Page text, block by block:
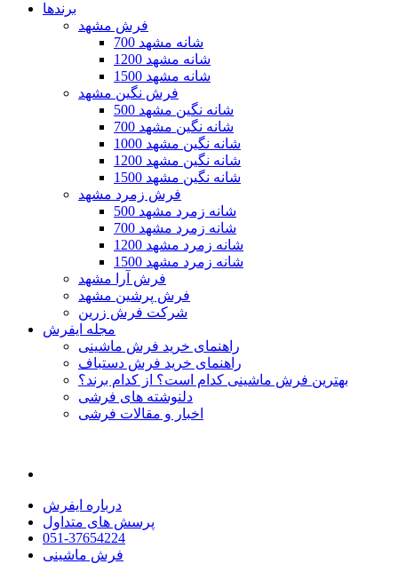
برندها
فرش مشهد
700 شانه مشهد
1200 شانه مشهد
1500 شانه مشهد
فرش نگین مشهد
500 شانه نگین مشهد
700 شانه نگین مشهد
1000 شانه نگین مشهد
1200 شانه نگین مشهد
1500 شانه نگین مشهد
فرش زمرد مشهد
500 شانه زمرد مشهد
700 شانه زمرد مشهد
1200 شانه زمرد مشهد
1500 شانه زمرد مشهد
فرش آرا مشهد
فرش پرشین مشهد
شرکت فرش زرین
مجله ایفرش
راهنمای خرید فرش ماشینی
راهنمای خرید فرش دستباف
بهترین فرش ماشینی کدام است؟ از کدام برند؟
دلنوشته های فرشی
اخبار و مقالات فرشی
درباره ایفرش
پرسش های متداول
051-37654224
فرش ماشینی